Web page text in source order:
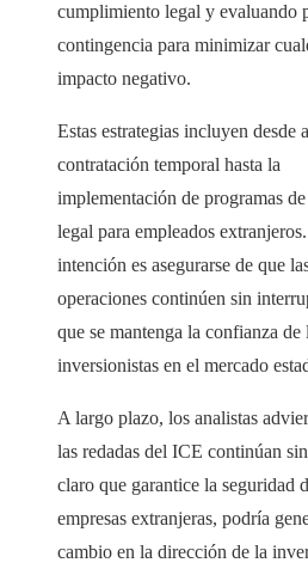
cumplimiento legal y evaluando
contingencia para minimizar
impacto negativo.
Estas estrategias incluyen desde
contratación temporal hasta la
implementación de programas de
legal para empleados
intención es asegurarse de que
operaciones continúen sin
que se mantenga la confianza de
inversionistas en el mercado
A largo plazo, los analistas
las redadas del ICE continúan
claro que garantice la seguridad
empresas extranjeras, podría
cambio en la dirección de la